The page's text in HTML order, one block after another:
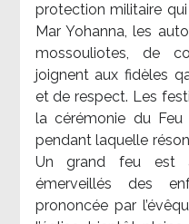
protection militaire
Mar Yohanna, les
mossouliotes, de
joignent aux fidèles
et de respect. Les
la cérémonie du
pendant laquelle
Un grand feu est
émerveillés des
prononcée par